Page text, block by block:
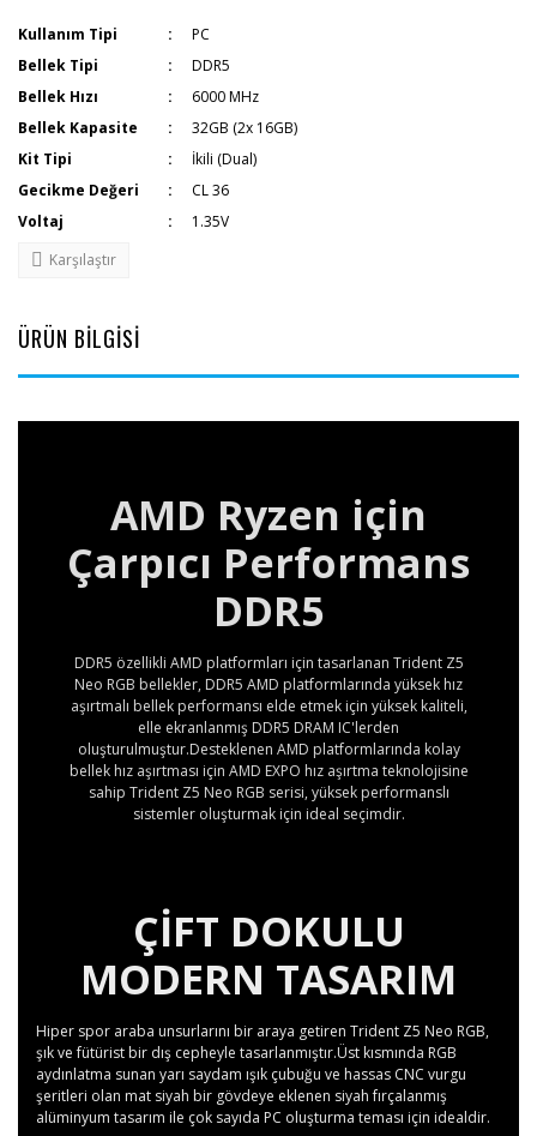
Kullanım Tipi
PC
Bellek Tipi
DDR5
Bellek Hızı
6000 MHz
Bellek Kapasite
32GB (2x 16GB)
Kit Tipi
İkili (Dual)
Gecikme Değeri
CL 36
Voltaj
1.35V
Karşılaştır
ÜRÜN BİLGİSİ
AMD Ryzen için
Çarpıcı Performans
DDR5
DDR5 özellikli AMD platformları için tasarlanan Trident Z5
Neo RGB bellekler, DDR5 AMD platformlarında yüksek hız
aşırtmalı bellek performansı elde etmek için yüksek kaliteli,
elle ekranlanmış DDR5 DRAM IC'lerden
oluşturulmuştur.Desteklenen AMD platformlarında kolay
bellek hız aşırtması için AMD EXPO hız aşırtma teknolojisine
sahip Trident Z5 Neo RGB serisi, yüksek performanslı
sistemler oluşturmak için ideal seçimdir.
ÇIFT DOKULU
MODERN TASARIM
Hiper spor araba unsurlarını bir araya getiren Trident Z5 Neo RGB,
şık ve fütürist bir dış cepheyle tasarlanmıştır.Üst kısmında RGB
aydınlatma sunan yarı saydam ışık çubuğu ve hassas CNC vurgu
şeritleri olan mat siyah bir gövdeye eklenen siyah fırçalanmış
alüminyum tasarım ile çok sayıda PC oluşturma teması için idealdir.